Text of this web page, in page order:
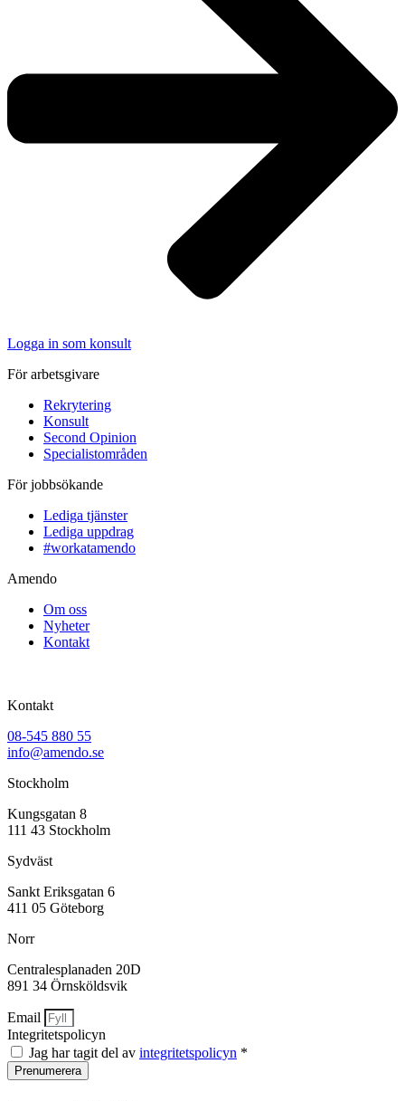
Logga in som konsult
För arbetsgivare
Rekrytering
Konsult
Second Opinion
Specialistområden
För jobbsökande
Lediga tjänster
Lediga uppdrag
#workatamendo
Amendo
Om oss
Nyheter
Kontakt
Kontakt
08-545 880 55
info@amendo.se
Stockholm
Kungsgatan 8
111 43 Stockholm
Sydväst
Sankt Eriksgatan 6
411 05 Göteborg
Norr
Centralesplanaden 20D
891 34 Örnsköldsvik
Email
Integritetspolicyn
Jag har tagit del av integritetspolicyn *
Prenumerera